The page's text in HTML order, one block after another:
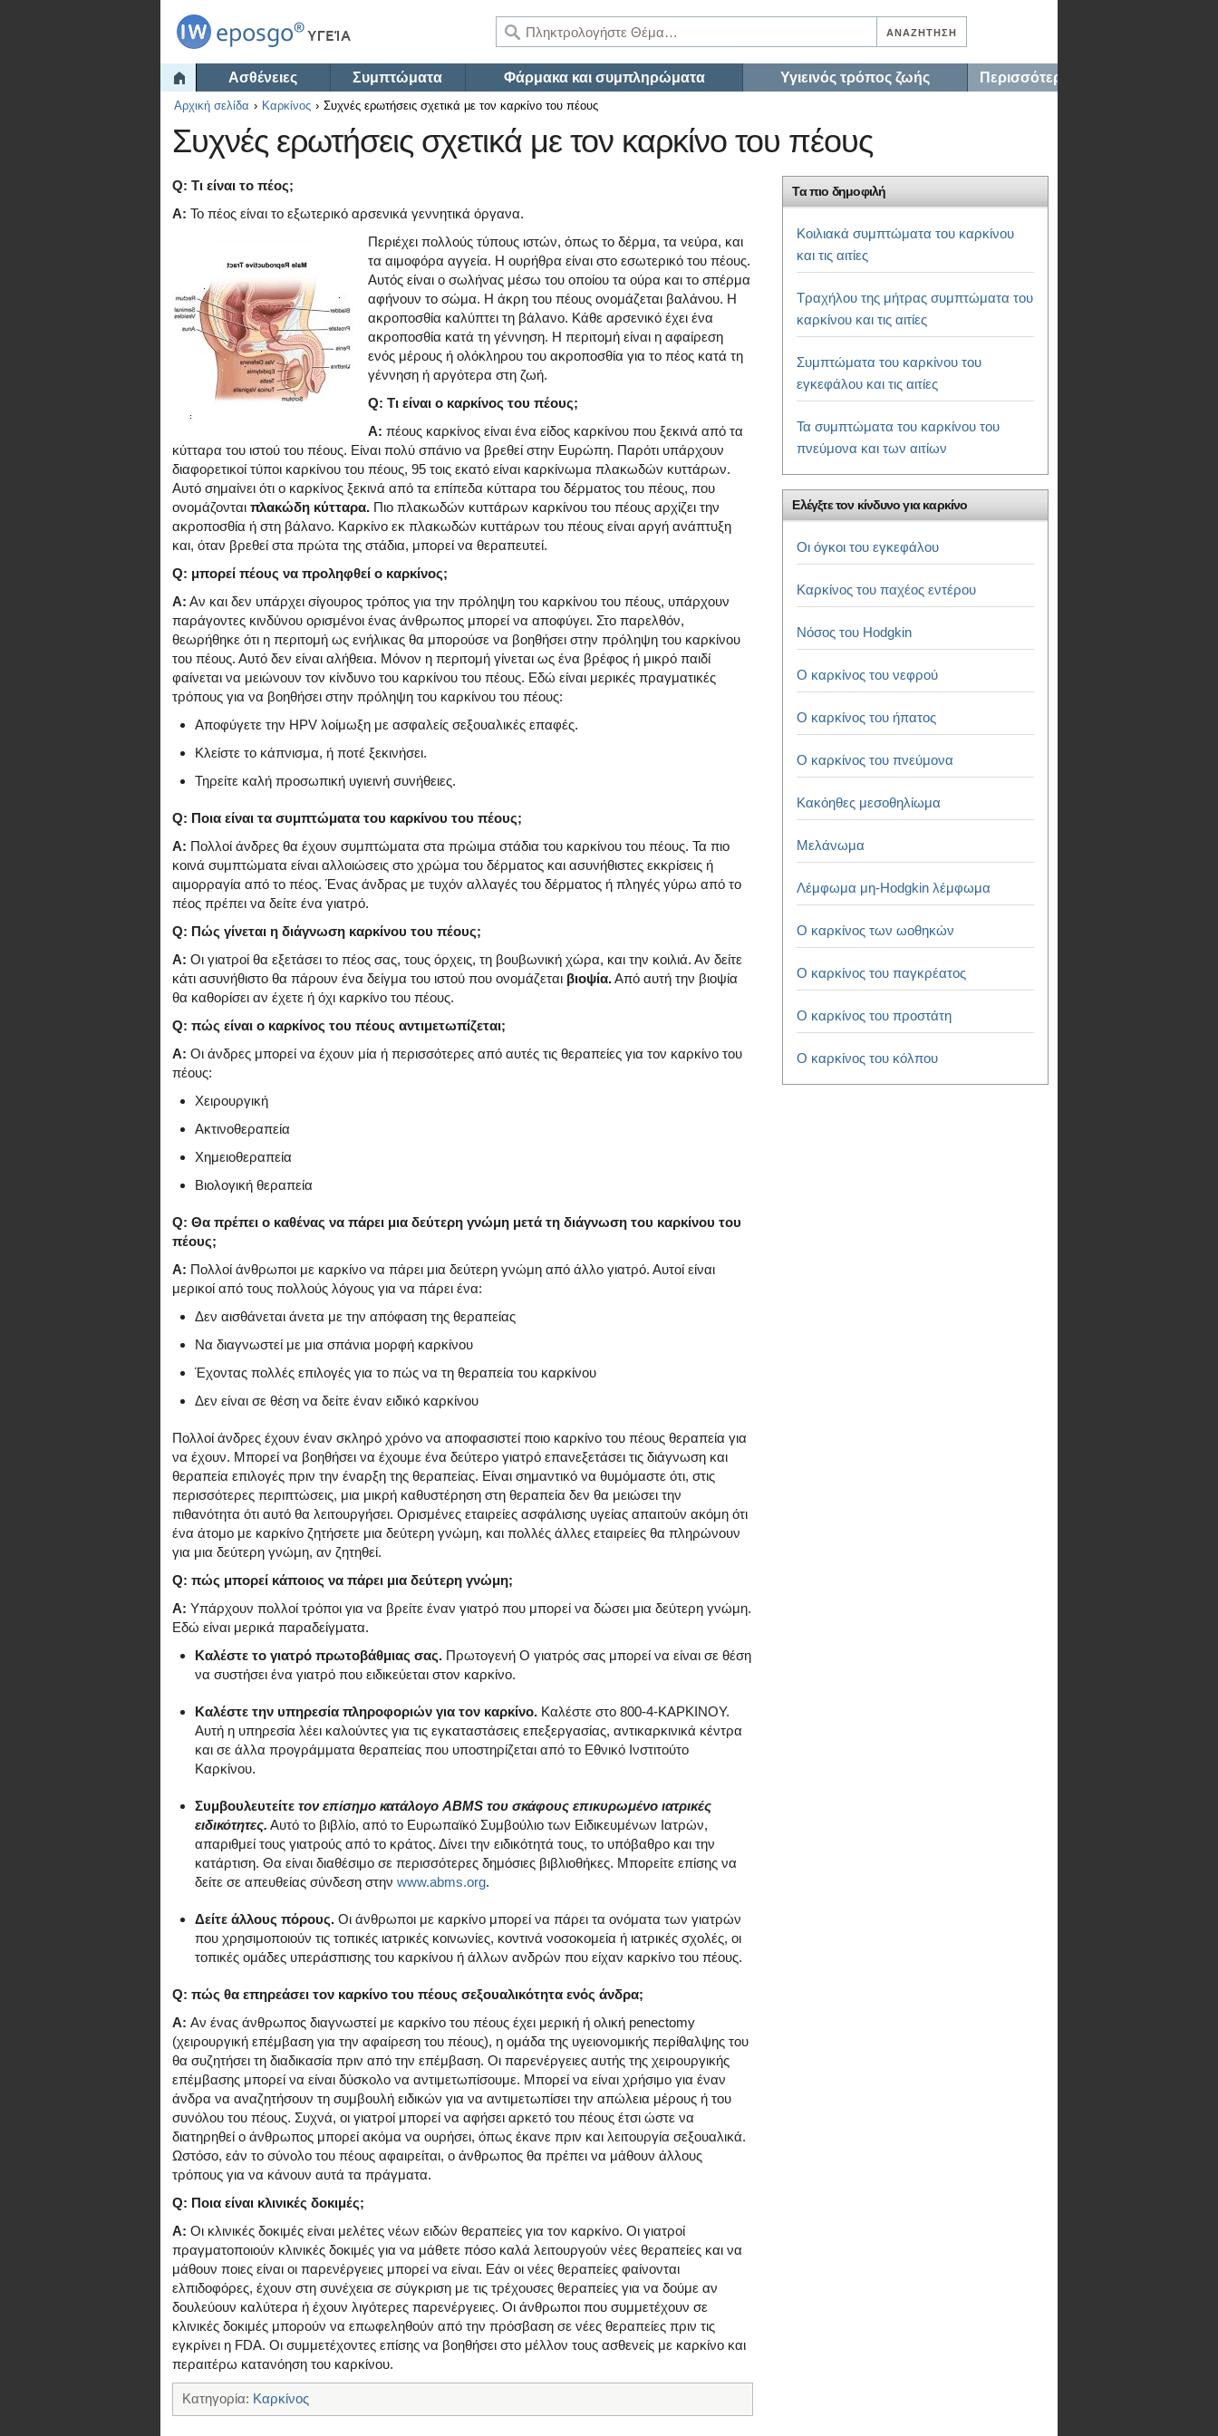
Ασθένειες Συμπτώματα Φάρμακα και συμπληρώματα Υγιεινός τρόπος ζωής Περισσότερα…
Αρχική σελίδα Καρκίνος Συχνές ερωτήσεις σχετικά με τον καρκίνο του πέους
Συχνές ερωτήσεις σχετικά με τον καρκίνο του πέους
Q: Τι είναι το πέος;
Α: Το πέος είναι το εξωτερικό αρσενικά γεννητικά όργανα.
Περιέχει πολλούς τύπους ιστών, όπως το δέρμα, τα νεύρα, και
τα αιμοφόρα αγγεία. Η ουρήθρα είναι στο εσωτερικό του πέους.
Αυτός είναι ο σωλήνας μέσω του οποίου τα ούρα και το σπέρμα
αφήνουν το σώμα. Η άκρη του πέους ονομάζεται βαλάνου. Η
ακροποσθία καλύπτει τη βάλανο. Κάθε αρσενικό έχει ένα
ακροποσθία κατά τη γέννηση. Η περιτομή είναι η αφαίρεση
ενός μέρους ή ολόκληρου του ακροποσθία για το πέος κατά τη
γέννηση ή αργότερα στη ζωή.
Q: Τι είναι ο καρκίνος του πέους;
Α: πέους καρκίνος είναι ένα είδος καρκίνου που ξεκινά από τα
κύτταρα του ιστού του πέους. Είναι πολύ σπάνιο να βρεθεί στην Ευρώπη. Παρότι υπάρχουν
διαφορετικοί τύποι καρκίνου του πέους, 95 τοις εκατό είναι καρκίνωμα πλακωδών κυττάρων.
Αυτό σημαίνει ότι ο καρκίνος ξεκινά από τα επίπεδα κύτταρα του δέρματος του πέους, που
ονομάζονται πλακώδη κύτταρα. Πιο πλακωδών κυττάρων καρκίνου του πέους αρχίζει την
ακροποσθία ή στη βάλανο. Καρκίνο εκ πλακωδών κυττάρων του πέους είναι αργή ανάπτυξη
και, όταν βρεθεί στα πρώτα της στάδια, μπορεί να θεραπευτεί.
Q: μπορεί πέους να προληφθεί ο καρκίνος;
Α: Αν και δεν υπάρχει σίγουρος τρόπος για την πρόληψη του καρκίνου του πέους, υπάρχουν
παράγοντες κινδύνου ορισμένοι ένας άνθρωπος μπορεί να αποφύγει. Στο παρελθόν,
θεωρήθηκε ότι η περιτομή ως ενήλικας θα μπορούσε να βοηθήσει στην πρόληψη του καρκίνου
του πέους. Αυτό δεν είναι αλήθεια. Μόνον η περιτομή γίνεται ως ένα βρέφος ή μικρό παιδί
φαίνεται να μειώνουν τον κίνδυνο του καρκίνου του πέους. Εδώ είναι μερικές πραγματικές
τρόπους για να βοηθήσει στην πρόληψη του καρκίνου του πέους:
Αποφύγετε την HPV λοίμωξη με ασφαλείς σεξουαλικές επαφές.
Κλείστε το κάπνισμα, ή ποτέ ξεκινήσει.
Τηρείτε καλή προσωπική υγιεινή συνήθειες.
Q: Ποια είναι τα συμπτώματα του καρκίνου του πέους;
A: Πολλοί άνδρες θα έχουν συμπτώματα στα πρώιμα στάδια του καρκίνου του πέους. Τα πιο
κοινά συμπτώματα είναι αλλοιώσεις στο χρώμα του δέρματος και ασυνήθιστες εκκρίσεις ή
αιμορραγία από το πέος. Ένας άνδρας με τυχόν αλλαγές του δέρματος ή πληγές γύρω από το
πέος πρέπει να δείτε ένα γιατρό.
Q: Πώς γίνεται η διάγνωση καρκίνου του πέους;
A: Οι γιατροί θα εξετάσει το πέος σας, τους όρχεις, τη βουβωνική χώρα, και την κοιλιά. Αν δείτε
κάτι ασυνήθιστο θα πάρουν ένα δείγμα του ιστού που ονομάζεται βιοψία.Από αυτή την βιοψία
θα καθορίσει αν έχετε ή όχι καρκίνο του πέους.
Q: πώς είναι ο καρκίνος του πέους αντιμετωπίζεται;
A: Οι άνδρες μπορεί να έχουν μία ή περισσότερες από αυτές τις θεραπείες για τον καρκίνο του
πέους:
Χειρουργική
Ακτινοθεραπεία
Χημειοθεραπεία
Βιολογική θεραπεία
Q: Θα πρέπει ο καθένας να πάρει μια δεύτερη γνώμη μετά τη διάγνωση του καρκίνου του
πέους;
A: Πολλοί άνθρωποι με καρκίνο να πάρει μια δεύτερη γνώμη από άλλο γιατρό. Αυτοί είναι
μερικοί από τους πολλούς λόγους για να πάρει ένα:
Δεν αισθάνεται άνετα με την απόφαση της θεραπείας
Να διαγνωστεί με μια σπάνια μορφή καρκίνου
Έχοντας πολλές επιλογές για το πώς να τη θεραπεία του καρκίνου
Δεν είναι σε θέση να δείτε έναν ειδικό καρκίνου
Πολλοί άνδρες έχουν έναν σκληρό χρόνο να αποφασιστεί ποιο καρκίνο του πέους θεραπεία για
να έχουν. Μπορεί να βοηθήσει να έχουμε ένα δεύτερο γιατρό επανεξετάσει τις διάγνωση και
θεραπεία επιλογές πριν την έναρξη της θεραπείας. Είναι σημαντικό να θυμόμαστε ότι, στις
περισσότερες περιπτώσεις, μια μικρή καθυστέρηση στη θεραπεία δεν θα μειώσει την
πιθανότητα ότι αυτό θα λειτουργήσει. Ορισμένες εταιρείες ασφάλισης υγείας απαιτούν ακόμη ότι
ένα άτομο με καρκίνο ζητήσετε μια δεύτερη γνώμη, και πολλές άλλες εταιρείες θα πληρώνουν
για μια δεύτερη γνώμη, αν ζητηθεί.
Q: πώς μπορεί κάποιος να πάρει μια δεύτερη γνώμη;
Α: Υπάρχουν πολλοί τρόποι για να βρείτε έναν γιατρό που μπορεί να δώσει μια δεύτερη γνώμη.
Εδώ είναι μερικά παραδείγματα.
Καλέστε το γιατρό πρωτοβάθμιας σας. Πρωτογενή Ο γιατρός σας μπορεί να είναι σε θέση
να συστήσει ένα γιατρό που ειδικεύεται στον καρκίνο.
Καλέστε την υπηρεσία πληροφοριών για τον καρκίνο. Καλέστε στο 800-4-ΚΑΡΚΙΝΟΥ.
Αυτή η υπηρεσία λέει καλούντες για τις εγκαταστάσεις επεξεργασίας, αντικαρκινικά κέντρα
και σε άλλα προγράμματα θεραπείας που υποστηρίζεται από το Εθνικό Ινστιτούτο
Καρκίνου.
Συμβουλευτείτε τον επίσημο κατάλογο ABMS του σκάφους επικυρωμένο ιατρικές
ειδικότητες. Αυτό το βιβλίο, από το Ευρωπαϊκό Συμβούλιο των Ειδικευμένων Ιατρών,
απαριθμεί τους γιατρούς από το κράτος. Δίνει την ειδικότητά τους, το υπόβαθρο και την
κατάρτιση. Θα είναι διαθέσιμο σε περισσότερες δημόσιες βιβλιοθήκες. Μπορείτε επίσης να
δείτε σε απευθείας σύνδεση στην www.abms.org.
Δείτε άλλους πόρους. Οι άνθρωποι με καρκίνο μπορεί να πάρει τα ονόματα των γιατρών
που χρησιμοποιούν τις τοπικές ιατρικές κοινωνίες, κοντινά νοσοκομεία ή ιατρικές σχολές, οι
τοπικές ομάδες υπεράσπισης του καρκίνου ή άλλων ανδρών που είχαν καρκίνο του πέους.
Q: πώς θα επηρεάσει τον καρκίνο του πέους σεξουαλικότητα ενός άνδρα;
A: Αν ένας άνθρωπος διαγνωστεί με καρκίνο του πέους έχει μερική ή ολική penectomy
(χειρουργική επέμβαση για την αφαίρεση του πέους), η ομάδα της υγειονομικής περίθαλψης του
θα συζητήσει τη διαδικασία πριν από την επέμβαση. Οι παρενέργειες αυτής της χειρουργικής
επέμβασης μπορεί να είναι δύσκολο να αντιμετωπίσουμε. Μπορεί να είναι χρήσιμο για έναν
άνδρα να αναζητήσουν τη συμβουλή ειδικών για να αντιμετωπίσει την απώλεια μέρους ή του
συνόλου του πέους. Συχνά, οι γιατροί μπορεί να αφήσει αρκετό του πέους έτσι ώστε να
διατηρηθεί ο άνθρωπος μπορεί ακόμα να ουρήσει, όπως έκανε πριν και λειτουργία σεξουαλικά.
Ωστόσο, εάν το σύνολο του πέους αφαιρείται, ο άνθρωπος θα πρέπει να μάθουν άλλους
τρόπους για να κάνουν αυτά τα πράγματα.
Q: Ποια είναι κλινικές δοκιμές;
A: Οι κλινικές δοκιμές είναι μελέτες νέων ειδών θεραπείες για τον καρκίνο. Οι γιατροί
πραγματοποιούν κλινικές δοκιμές για να μάθετε πόσο καλά λειτουργούν νέες θεραπείες και να
μάθουν ποιες είναι οι παρενέργειες μπορεί να είναι. Εάν οι νέες θεραπείες φαίνονται
ελπιδοφόρες, έχουν στη συνέχεια σε σύγκριση με τις τρέχουσες θεραπείες για να δούμε αν
δουλεύουν καλύτερα ή έχουν λιγότερες παρενέργειες. Οι άνθρωποι που συμμετέχουν σε
κλινικές δοκιμές μπορούν να επωφεληθούν από την πρόσβαση σε νέες θεραπείες πριν τις
εγκρίνει η FDA. Οι συμμετέχοντες επίσης να βοηθήσει στο μέλλον τους ασθενείς με καρκίνο και
περαιτέρω κατανόηση του καρκίνου.
Κατηγορία: Καρκίνος
Τα πιο δημοφιλή
Κοιλιακά συμπτώματα του καρκίνου
και τις αιτίες
Τραχήλου της μήτρας συμπτώματα του
καρκίνου και τις αιτίες
Συμπτώματα του καρκίνου του
εγκεφάλου και τις αιτίες
Τα συμπτώματα του καρκίνου του
πνεύμονα και των αιτίων
Ελέγξτε τον κίνδυνο για καρκίνο
Οι όγκοι του εγκεφάλου
Καρκίνος του παχέος εντέρου
Νόσος του Hodgkin
Ο καρκίνος του νεφρού
Ο καρκίνος του ήπατος
Ο καρκίνος του πνεύμονα
Κακόηθες μεσοθηλίωμα
Μελάνωμα
Λέμφωμα μη-Hodgkin λέμφωμα
Ο καρκίνος των ωοθηκών
Ο καρκίνος του παγκρέατος
Ο καρκίνος του προστάτη
Ο καρκίνος του κόλπου